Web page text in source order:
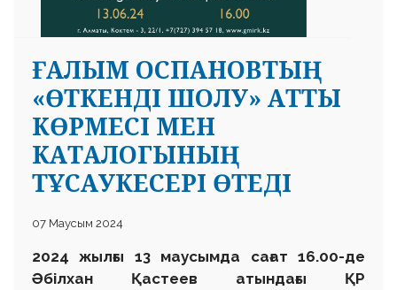
ҒАЛЫМ ОСПАНОВТЫҢ
«ӨТКЕНДІ ШОЛУ» АТТЫ
КӨРМЕСІ МЕН
КАТАЛОГЫНЫҢ
ТҰСАУКЕСЕРІ ӨТЕДІ
07 Маусым 2024
2024 жылғы 13 маусымда сағат 16.00-де
Әбілхан Қастеев атындағы ҚР